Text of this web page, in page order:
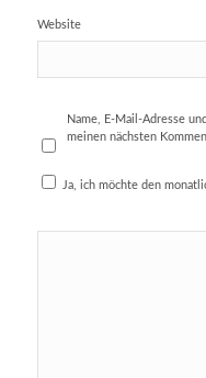
Website
Name, E-Mail-Adresse
meinen nächsten
Ja, ich möchte den